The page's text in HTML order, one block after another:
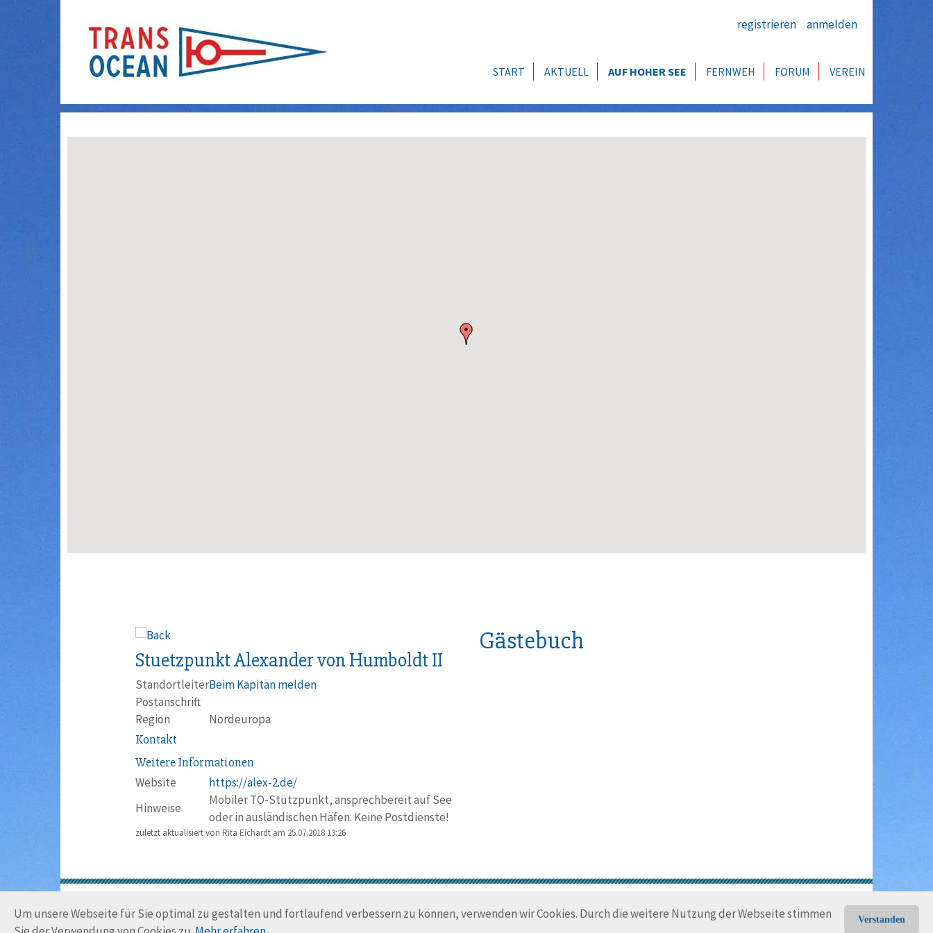
Verstanden
Um unsere Webseite für Sie optimal zu gestalten und fortlaufend verbessern zu können, verwenden wir Cookies. Durch die weitere Nutzung der Webseite stimmen
registrieren anmelden
START AKTUELL AUF HOHER SEE FERNWEH FORUM VEREIN
Stuetzpunkt Alexander von Humboldt II
StandortleiterBeim Kapitän melden
Postanschrift
Region
Nordeuropa
Kontakt
Weitere Informationen
Website
https://alex-2.de/
Hinweise
Mobiler TO-Stützpunkt, ansprechbereit auf See
oder in ausländischen Häfen. Keine Postdienste!
zuletzt aktualisiert von Rita Eichardt am 25.07.2018 13:26
Gästebuch